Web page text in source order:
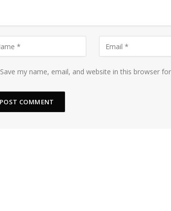
Save my name, email, and website in this browser